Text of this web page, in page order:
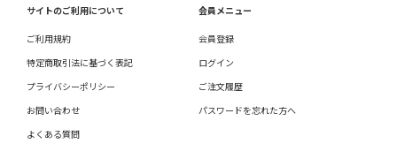
サイトのご利用について
ご利用規約
特定商取引法に基づく表記
プライバシーポリシー
お問い合わせ
よくある質問
会員メニュー
会員登録
ログイン
ご注文履歴
パスワードを忘れた方へ